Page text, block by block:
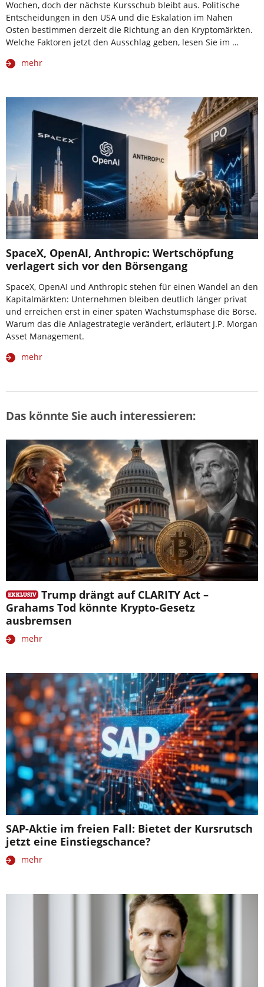
Wochen, doch der nächste Kursschub bleibt aus. Politische
Entscheidungen in den USA und die Eskalation im Nahen
Osten bestimmen derzeit die Richtung an den Kryptomärkten.
Welche Faktoren jetzt den Ausschlag geben, lesen Sie im …
mehr
SpaceX, OpenAI, Anthropic: Wertschöpfung
verlagert sich vor den Börsengang
SpaceX, OpenAI und Anthropic stehen für einen Wandel an den
Kapitalmärkten: Unternehmen bleiben deutlich länger privat
und erreichen erst in einer späten Wachstumsphase die Börse.
Warum das die Anlagestrategie verändert, erläutert J.P. Morgan
Asset Management.
mehr
Das könnte Sie auch interessieren:
Trump drängt auf CLARITY Act –
Grahams Tod könnte Krypto-Gesetz
ausbremsen
mehr
SAP-Aktie im freien Fall: Bietet der Kursrutsch
jetzt eine Einstiegschance?
mehr